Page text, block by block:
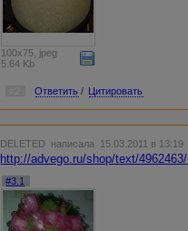
100x75, jpeg
5.64 Kb
Ответить / Цитировать
DELETED написала 15.03.2011 в 13:19
http://advego.ru/shop/text/4962463/
#3.1